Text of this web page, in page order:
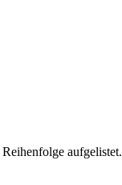
aufgelistet.